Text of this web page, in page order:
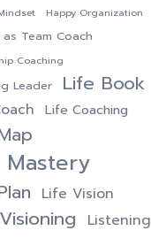
Happy Organization
Team Coach
Coaching
Leader Life Book
Life Coaching
Life Vision
Listening